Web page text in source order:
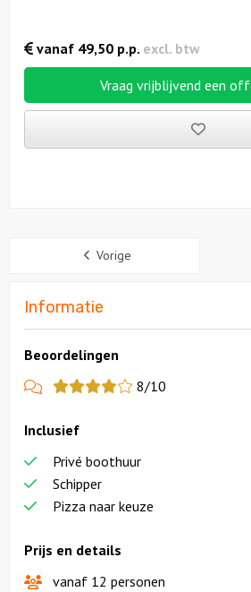
Vraag vrijblijvend een
uitjes
vanaf 49,50 p.p. excl. btw
Vorige
Informatie
Beoordelingen
View
reviews
8/10
Prijs en details
vanaf 12 personen
Inclusief
Privé boothuur
Schipper
Pizza naar keuze